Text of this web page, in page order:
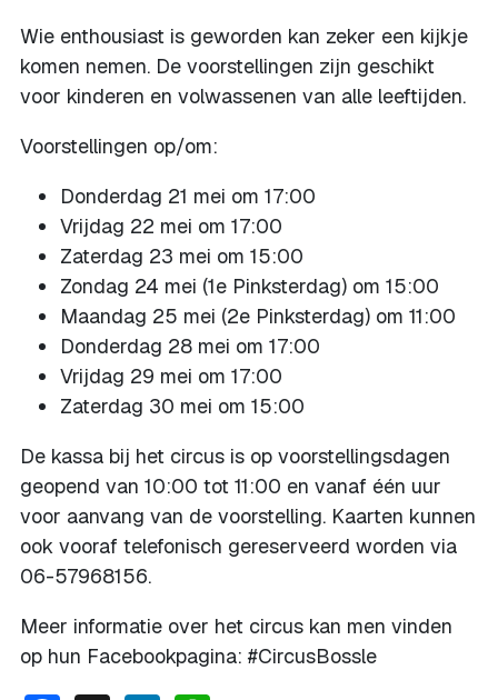
Wie enthousiast is geworden kan zeker een kijkje
komen nemen. De voorstellingen zijn geschikt
voor kinderen en volwassenen van alle leeftijden.
Voorstellingen op/om:
Donderdag 21 mei om 17:00
Vrijdag 22 mei om 17:00
Zaterdag 23 mei om 15:00
Zondag 24 mei (1e Pinksterdag) om 15:00
Maandag 25 mei (2e Pinksterdag) om 11:00
Donderdag 28 mei om 17:00
Vrijdag 29 mei om 17:00
Zaterdag 30 mei om 15:00
De kassa bij het circus is op voorstellingsdagen
geopend van 10:00 tot 11:00 en vanaf één uur
voor aanvang van de voorstelling. Kaarten kunnen
ook vooraf telefonisch gereserveerd worden via
06-57968156.
Meer informatie over het circus kan men vinden
op hun Facebookpagina: #CircusBossle